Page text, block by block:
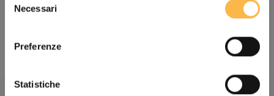
delNecessari
Preferenze
Statistiche
Sacoche SNACK PAAC 1L